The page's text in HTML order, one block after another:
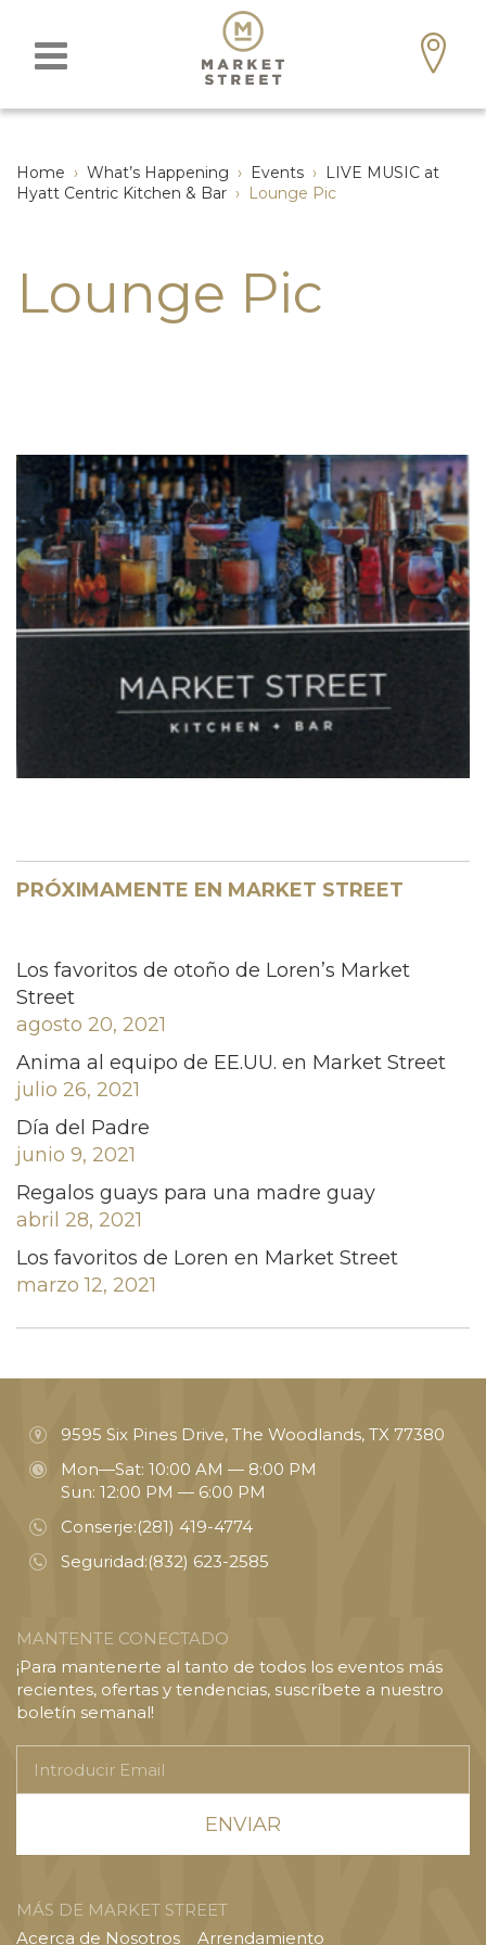
Home › What’s Happening › Events › LIVE MUSIC at
Hyatt Centric Kitchen & Bar › Lounge Pic
Lounge Pic
PRÓXIMAMENTE EN MARKET STREET
Los favoritos de otoño de Loren’s Market
Street
agosto 20, 2021
Anima al equipo de EE.UU. en Market Street
julio 26, 2021
Día del Padre
junio 9, 2021
Regalos guays para una madre guay
abril 28, 2021
Los favoritos de Loren en Market Street
marzo 12, 2021
9595 Six Pines Drive, The Woodlands, TX 77380
Mon—Sat: 10:00 AM — 8:00 PM
Sun: 12:00 PM — 6:00 PM
Conserje:(281) 419-4774
Seguridad:(832) 623-2585
MANTENTE CONECTADO
¡Para mantenerte al tanto de todos los eventos más
recientes, ofertas y tendencias, suscríbete a nuestro
boletín semanal!
Email
MÁS DE MARKET STREET
Acerca de Nosotros
Arrendamiento